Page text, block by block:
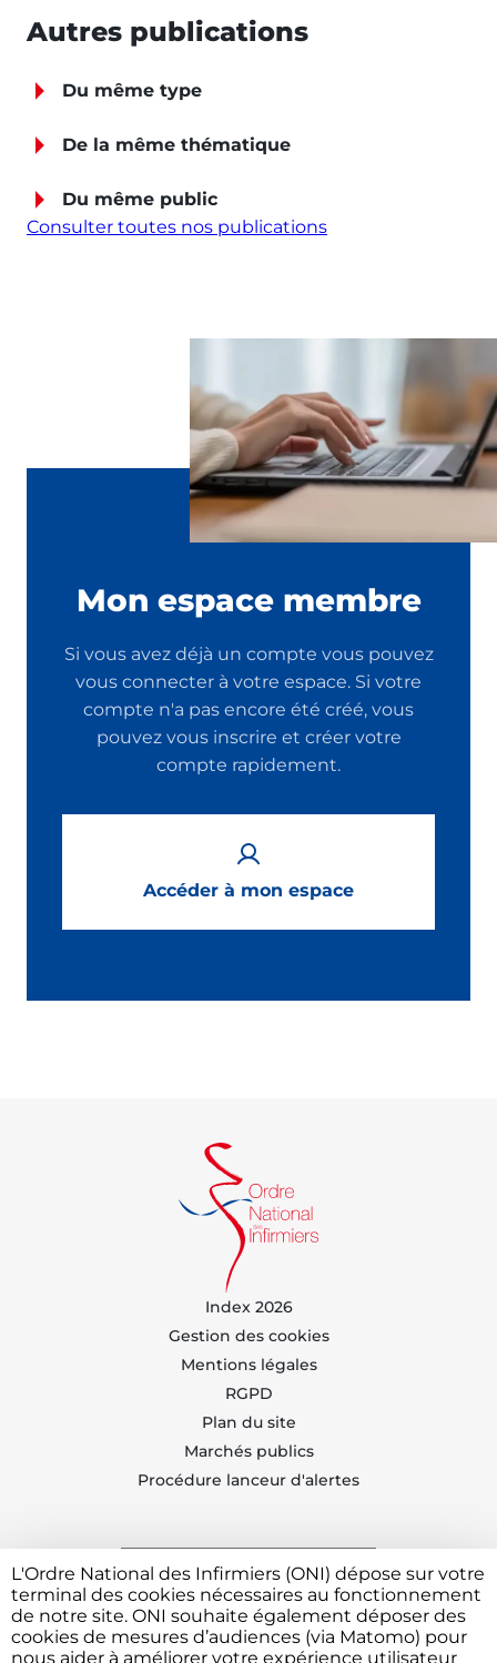
Autres publications
Du même type
De la même thématique
Du même public
Consulter toutes nos publications
Mon espace membre
Si vous avez déjà un compte vous pouvez
vous connecter à votre espace. Si votre
compte n'a pas encore été créé, vous
pouvez vous inscrire et créer votre
compte rapidement.
Accéder à mon espace
Index 2026
Gestion des cookies
Mentions légales
RGPD
Plan du site
Marchés publics
Procédure lanceur d'alertes
Trouvez votre CDOI
L'Ordre National des Infirmiers (ONI) dépose sur votre
terminal des cookies nécessaires au fonctionnement
de notre site. ONI souhaite également déposer des
cookies de mesures d’audiences (via Matomo) pour
nous aider à améliorer votre expérience utilisateur